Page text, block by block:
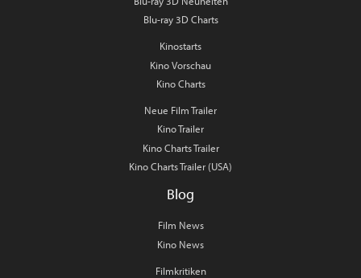
Blu-ray 3D Charts
Kinostarts
Kino Vorschau
Kino Charts
Neue Film Trailer
Kino Trailer
Kino Charts Trailer
Kino Charts Trailer (USA)
Blog
Film News
Kino News
Filmkritiken